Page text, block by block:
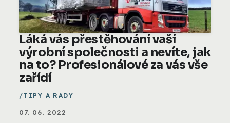
Láká vás přestěhování vaší
výrobní společnosti a nevíte, jak
na to? Profesionálové za vás vše
zařídí
TIPY A RADY
07. 06. 2022